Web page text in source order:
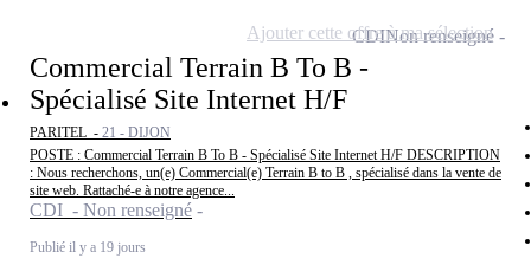
Commercial Terrain B To B -
Spécialisé Site Internet H/F
PARITEL - 21 - DIJON
POSTE : Commercial Terrain B To B - Spécialisé Site Internet H/F DESCRIPTION
: Nous recherchons, un(e) Commercial(e) Terrain B to B , spécialisé dans la vente de
site web. Rattaché-e à notre agence...
CDI - Non renseigné
Publié il y a 19 jours
CDINon renseigné
Ajouter cette offre à ma sélection